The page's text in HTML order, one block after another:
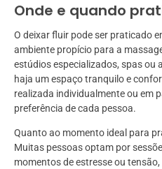
Onde e quando
O deixar fluir pode ser praticado
ambiente propício para a
estúdios especializados, spas ou
haja um espaço tranquilo e
realizada individualmente ou em
preferência de cada pessoa.
Quanto ao momento ideal para
Muitas pessoas optam por
momentos de estresse ou